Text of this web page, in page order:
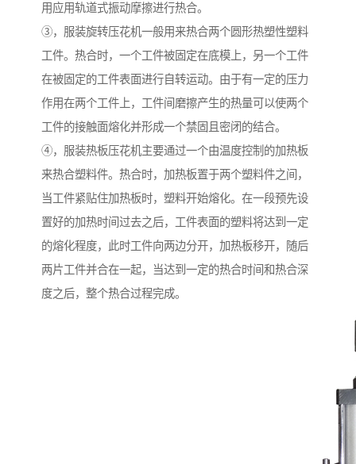
用应用轨道式振动摩擦进行热合。
③，服装旋转压花机一般用来热合两个圆形热塑性塑料
工件。热合时，一个工件被固定在底模上，另一个工件
在被固定的工件表面进行自转运动。由于有一定的压力
作用在两个工件上，工件间磨擦产生的热量可以使两个
工件的接触面熔化并形成一个禁固且密闭的结合。
④，服装热板压花机主要通过一个由温度控制的加热板
来热合塑料件。热合时，加热板置于两个塑料件之间，
当工件紧贴住加热板时，塑料开始熔化。在一段预先设
置好的加热时间过去之后，工件表面的塑料将达到一定
的熔化程度，此时工件向两边分开，加热板移开，随后
两片工件并合在一起，当达到一定的热合时间和热合深
度之后，整个热合过程完成。